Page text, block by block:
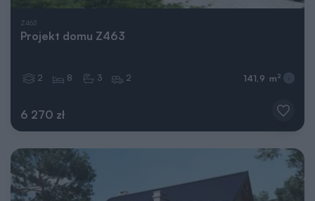
Z463
Projekt domu Z463
6 270 zł
2 8 3 2 141,9 m 2